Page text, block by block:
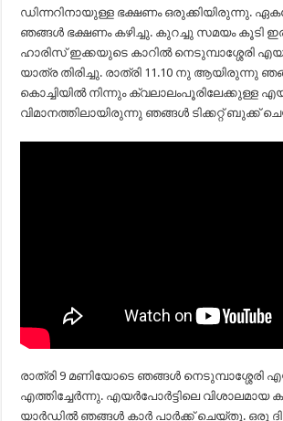
ഡിന്നറിനായുള്ള ഭക്ഷണം ഒരുക്കിയിരുന്നു.
ഞങ്ങള്‍ ഭക്ഷണം കഴിച്ചു. കുറച്ചു സമയം കൂടി
ഹാരിസ് ഇക്കയുടെ കാറില്‍ നെടുമ്പാശ്ശേരി
യാത്ര തിരിച്ചു. രാത്രി 11.10 നു ആയിരുന്നു
കൊച്ചിയില്‍ നിന്നും ക്വലാലംപൂരിലേക്കുള്ള
വിമാനത്തിലായിരുന്നു ഞങ്ങള്‍ ടിക്കറ്റ് ബുക്ക്
രാത്രി 9 മണിയോടെ ഞങ്ങള്‍ നെടുമ്പാശ്ശേരി
എത്തിച്ചേര്‍ന്നു. എയര്‍പോര്‍ട്ടിലെ വിശാലമായ
യാര്‍ഡില്‍ ഞങ്ങള്‍ കാര്‍ പാര്‍ക്ക് ചെയ്തു. ഒരു